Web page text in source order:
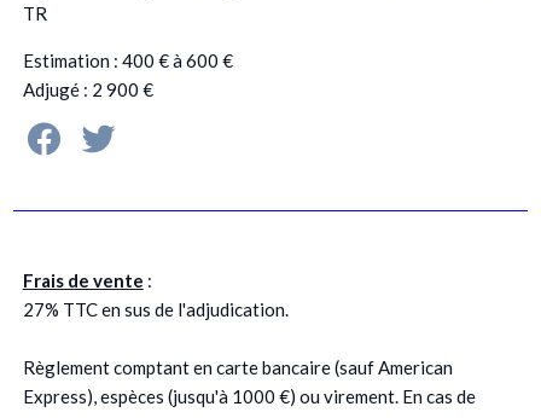
TR
Estimation : 400 € à 600 €
Adjugé : 2 900 €
Frais de vente :
27% TTC en sus de l'adjudication.
Règlement comptant en carte bancaire (sauf American
Express), espèces (jusqu'à 1000 €) ou virement. En cas de